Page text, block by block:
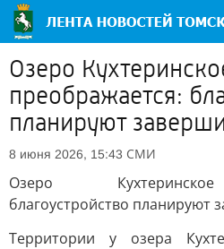
Озеро
преображается:
планируют
8 июня 2026, 15:43 СМИ
Озеро
благоустройство планируют
Территории у озера